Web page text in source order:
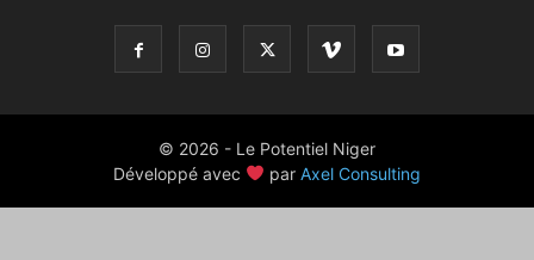
© 2026 - Le Potentiel Niger
Développé avec
par Axel Consulting